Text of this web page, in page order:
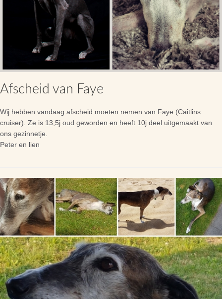
Afscheid van Faye
Wij hebben vandaag afscheid moeten nemen van Faye (Caitlins
cruiser). Ze is 13,5j oud geworden en heeft 10j deel uitgemaakt van
ons gezinnetje.
Peter en lien